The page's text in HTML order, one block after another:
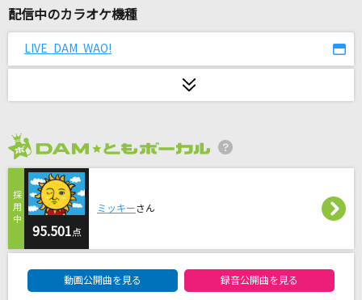
[生音]君の知らない物語
メッセージ
点描の唄(feat.井上苑子)
Mrs. GREEN APPLE
蕾
コブクロ
太陽曰く燃えよカオス
後ろから這いより隊G
配信中のカラオケ機種
LIVE DAM WAO!
95.501 点
ミッキーさん
動画公開曲を見る 録音公開曲を見る